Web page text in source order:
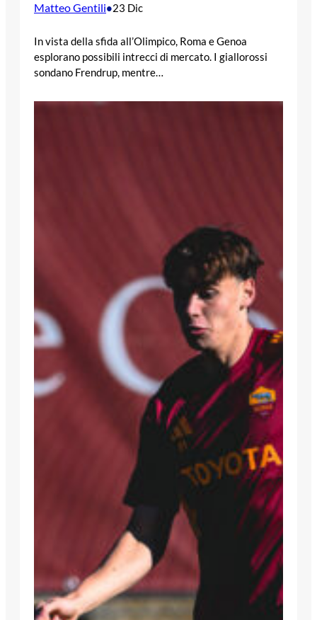
Matteo Gentili•23 Dic
In vista della sfida all’Olimpico, Roma e Genoa
esplorano possibili intrecci di mercato. I giallorossi
sondano Frendrup, mentre…